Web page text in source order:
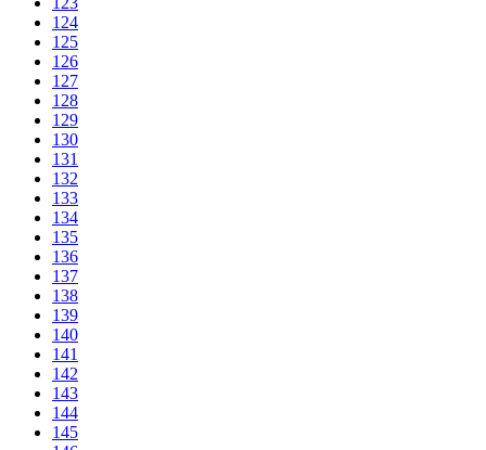
124
125
126
127
128
129
130
131
132
133
134
135
136
137
138
139
140
141
142
143
144
145